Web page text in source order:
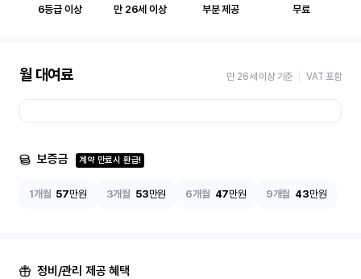
6등급 이상 만 26세 이상 부분 제공 무료
월 대여료 만 26세 이상 기준 VAT 포함
보증금 계약 만료시 환급!
1개월 57만원 3개월 53만원 6개월 47만원 9개월 43만원
정비/관리 제공 혜택